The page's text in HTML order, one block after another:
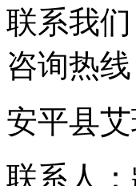
联系我们
咨询热线
安平县
联系人